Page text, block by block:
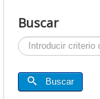
Buscar
Buscar...
Buscar